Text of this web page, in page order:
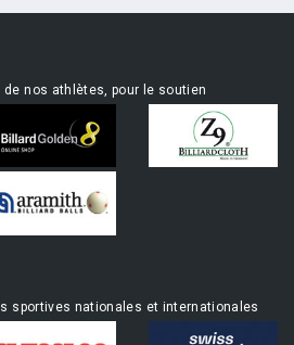
nos athlètes, pour le soutien
sportives nationales et internationales